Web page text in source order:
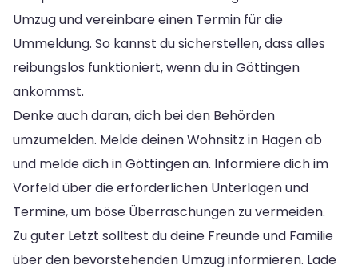
Umzug und vereinbare einen Termin für die
Ummeldung. So kannst du sicherstellen, dass alles
reibungslos funktioniert, wenn du in Göttingen
ankommst.
Denke auch daran, dich bei den Behörden
umzumelden. Melde deinen Wohnsitz in Hagen ab
und melde dich in Göttingen an. Informiere dich im
Vorfeld über die erforderlichen Unterlagen und
Termine, um böse Überraschungen zu vermeiden.
Zu guter Letzt solltest du deine Freunde und Familie
über den bevorstehenden Umzug informieren. Lade